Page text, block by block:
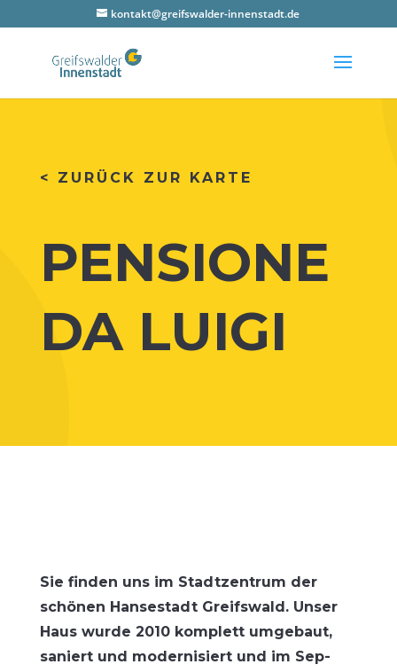
kontakt@greifswalder-innenstadt.de
< ZURÜCK ZUR KARTE
PEN­SIO­NE
DA LUIGI
Sie fin­den uns im Stadt­zen­trum der
schö­nen Han­se­stadt Greifs­wald. Unser
Haus wur­de 2010 kom­plett umge­baut,
saniert und moder­ni­siert und im Sep­